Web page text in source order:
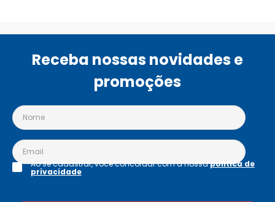
Receba nossas novidades e
promoções
Ao se cadastrar, você concordar com a nossapolítica de
privacidade